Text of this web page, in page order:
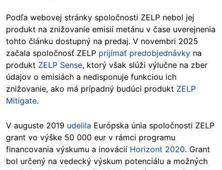
Podľa webovej stránky spoločnosti ZELP nebol jej
produkt na znižovanie emisií metánu v čase uverejnenia
tohto článku dostupný na predaj. V novembri 2025
začala spoločnosť ZELP prijímať predobjednávky na
produkt ZELP Sense, ktorý však slúži výlučne na zber
údajov o emisiách a nedisponuje funkciou ich
znižovanie, ako má prípadný budúci produkt ZELP
Mitigate.
V auguste 2019 udelila Európska únia spoločnosti ZELP
grant vo výške 50 000 eur v rámci programu
financovania výskumu a inovácií Horizont 2020. Grant
bol určený na vedecký výskum potenciálu a možných